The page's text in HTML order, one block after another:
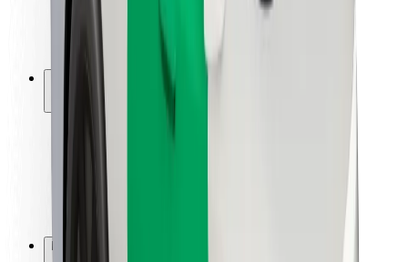
Sikkerhet for sparkesykler
Sikkerhetslab
Steder
Flyplasser
Bolt-ladestasjoner
Brukerstøtte